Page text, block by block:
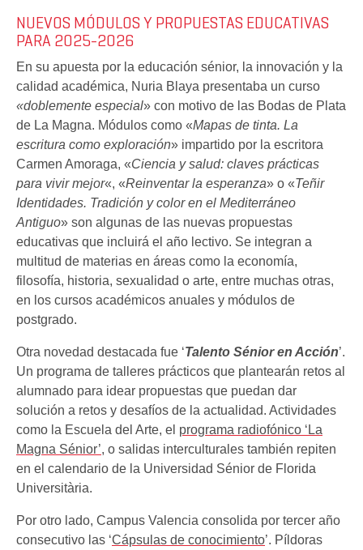
NUEVOS MÓDULOS Y PROPUESTAS EDUCATIVAS
PARA 2025-2026
En su apuesta por la educación sénior, la innovación y la
calidad académica, Nuria Blaya presentaba un curso
«doblemente especial» con motivo de las Bodas de Plata
de La Magna. Módulos como «Mapas de tinta. La
escritura como exploración» impartido por la escritora
Carmen Amoraga, «Ciencia y salud: claves prácticas
para vivir mejor«, «Reinventar la esperanza» o «Teñir
Identidades. Tradición y color en el Mediterráneo
Antiguo» son algunas de las nuevas propuestas
educativas que incluirá el año lectivo. Se integran a
multitud de materias en áreas como la economía,
filosofía, historia, sexualidad o arte, entre muchas otras,
en los cursos académicos anuales y módulos de
postgrado.
Otra novedad destacada fue ‘Talento Sénior en Acción’.
Un programa de talleres prácticos que plantearán retos al
alumnado para idear propuestas que puedan dar
solución a retos y desafíos de la actualidad. Actividades
como la Escuela del Arte, el programa radiofónico ‘La
Magna Sénior’, o salidas interculturales también repiten
en el calendario de la Universidad Sénior de Florida
Universitària.
Por otro lado, Campus Valencia consolida por tercer año
consecutivo las ‘Cápsulas de conocimiento’. Píldoras